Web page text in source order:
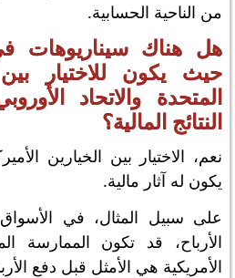
من الناحية الحسابية.
هل هناك سيناريوهات
حيث يكون للاختيار
المتحدة والاتحاد
النتائج المالية؟
نعم، الاختيار بين الخيارين
يكون له آثار مالية.
على سبيل المثال، في الأسواق
الأرباح، قد تكون الممارسة
الأمريكية هي الأمثل قبل دفع